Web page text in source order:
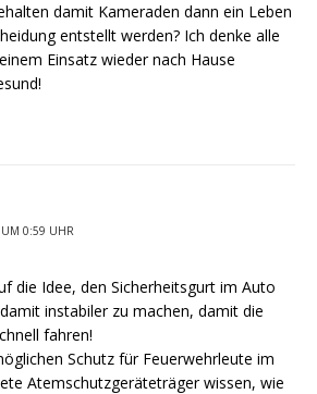
damit Kameraden dann ein Leben
entstellt werden? Ich denke alle
Einsatz wieder nach Hause
0:59 UHR
die Idee, den Sicherheitsgurt im Auto
instabiler zu machen, damit die
fahren!
Schutz für Feuerwehrleute im
Atemschutzgeräteträger wissen, wie